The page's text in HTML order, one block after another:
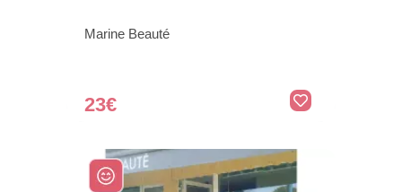
Marine Beauté
23€